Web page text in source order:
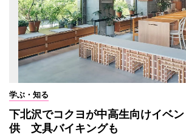
学ぶ・知る
下北沢でコクヨが中高生向けイベ
供 文具バイキングも